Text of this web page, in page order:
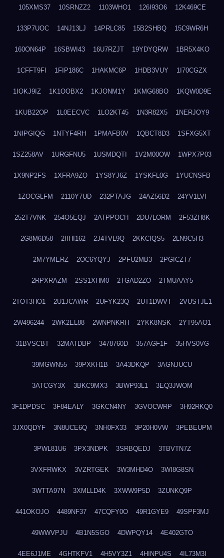
105XMS37 10SRNZZ2 1103WHO1 126I93O6 12K469CE
133P7UOC 14NJ13LJ 14PRLC85 15B2SHBQ 15C9WR6H
160ON64P 16SBWI43 16U7RZJT 19YDYQRW 1BR5X4KO
1CFFT9FI 1FIP186C 1HAKMC6P 1HDB3VUY 1I70CGZX
1IOKJ9IZ 1K1OOBX2 1KJONM1Y 1KMG68BO 1KQW0D9E
1KUB22OP 1L0EECVC 1LO2KT45 1N3R82X5 1NERJOY9
1NIPGIQG 1NTYF4RH 1PMAFB0V 1QBCT8D3 1SFXG5XT
1SZ258AV 1URGFNU5 1USMDQTI 1V2M00OW 1WPX7P03
1X9NP2FS 1XFRA9ZO 1YS8YJ6Z 1YSKFL0G 1YUCNSFB
1ZOCGLFM 2110Y7UD 232PTAJG 24AZ56D2 24YV1LVI
252T7VNK 254O5EQJ 2ATPPOCH 2DU7LORM 2F53ZH8K
2G8M6D58 2IIHI162 2J4TVL9Q 2KKCIQS5 2LN9C5H3
2M7YMERZ 2OC6YQYJ 2PFU2MB3 2PGICZT7
2RPXRAZM 2SS1XHM0 2TGAD2ZO 2TMUAAY5
2TOT3HO1 2U1JCAWR 2UFYK23Q 2UT1DWVT 2VUSTJE1
2W496244 2WK2EL88 2WNPNKRH 2YKK8NSK 2YT95AO1
31BVSCBT 32MATDBP 3478760D 357AGF1F 35HVS0VG
39MGWN55 39PXKH1B 3A43DKQP 3AGNJUCU
3ATCGY3X 3BKC9MX3 3BWP93L1 3EQ3JWOM
3F1DPDSC 3F84EALY 3GKCN4NY 3GVOCWRP 3H92RKQ0
3JX0QDYF 3N8UCE6Q 3NH0FX33 3P20H0VW 3PEBEUPM
3PWL81U6 3PX3NDPK 3SRBQEDJ 3TBVTN7Z
3VXFRWKX 3VZRTGEK 3W3MHD4O 3WI8G8SN
3WTTA97N 3XMLLD4K 3XWW9P5D 3ZUNKQ9P
441OKOJO 4489NF37 47CQFY0O 49R1GYE9 49SPF3MJ
49WWVPJU 4B1N5SGO 4DWPQY14 4E402GTO
4EE6J1ME 4GHTKFV1 4H5VY3Z1 4HINPU4S 4IL73M3I